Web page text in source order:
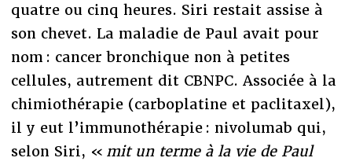
quatre ou cinq heures. Siri restait assise à
son chevet. La maladie de Paul avait pour
nom : cancer bronchique non à petites
cellules, autrement dit CBNPC. Associée à la
chimiothérapie (carboplatine et paclitaxel),
il y eut l’immunothérapie : nivolumab qui,
selon Siri, « mit un terme à la vie de Paul